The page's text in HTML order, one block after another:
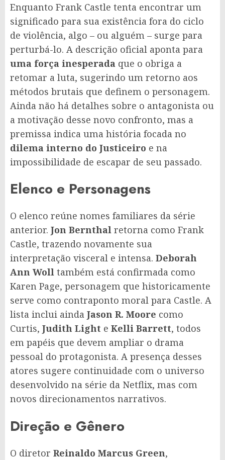
Enquanto Frank Castle tenta encontrar um
significado para sua existência fora do ciclo
de violência, algo – ou alguém – surge para
perturbá-lo. A descrição oficial aponta para
uma força inesperada que o obriga a
retomar a luta, sugerindo um retorno aos
métodos brutais que definem o personagem.
Ainda não há detalhes sobre o antagonista ou
a motivação desse novo confronto, mas a
premissa indica uma história focada no
dilema interno do Justiceiro e na
impossibilidade de escapar de seu passado.
Elenco e Personagens
O elenco reúne nomes familiares da série
anterior. Jon Bernthal retorna como Frank
Castle, trazendo novamente sua
interpretação visceral e intensa. Deborah
Ann Woll também está confirmada como
Karen Page, personagem que historicamente
serve como contraponto moral para Castle. A
lista inclui ainda Jason R. Moore como
Curtis, Judith Light e Kelli Barrett, todos
em papéis que devem ampliar o drama
pessoal do protagonista. A presença desses
atores sugere continuidade com o universo
desenvolvido na série da Netflix, mas com
novos direcionamentos narrativos.
Direção e Gênero
O diretor Reinaldo Marcus Green,